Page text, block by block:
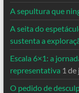
A sepultura que
A seita do
sustenta a
Escala 6×1: a
representativa 1
O pedido de